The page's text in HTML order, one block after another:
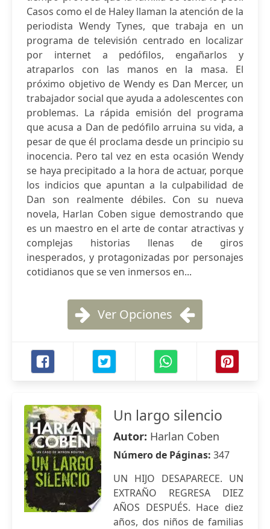
Casos como el de Haley llaman la atención de la
periodista Wendy Tynes, que trabaja en un
programa de televisión centrado en localizar
por internet a pedófilos, engañarlos y
atraparlos con las manos en la masa. El
próximo objetivo de Wendy es Dan Mercer, un
trabajador social que ayuda a adolescentes con
problemas. La rápida emisión del programa
que acusa a Dan de pedófilo arruina su vida, a
pesar de que él proclama desde un principio su
inocencia. Pero tal vez en esta ocasión Wendy
se haya precipitado a la hora de actuar, porque
los indicios que apuntan a la culpabilidad de
Dan son realmente débiles. Con su nueva
novela, Harlan Coben sigue demostrando que
es un maestro en el arte de contar atractivas y
complejas historias llenas de giros
inesperados, y protagonizadas por personajes
cotidianos que se ven inmersos en...
Ver Opciones
Un largo silencio
Autor: Harlan Coben
Número de Páginas: 347
UN HIJO DESAPARECE. UN
EXTRAÑO REGRESA DIEZ
AÑOS DESPUÉS. Hace diez
años, dos niños de familias